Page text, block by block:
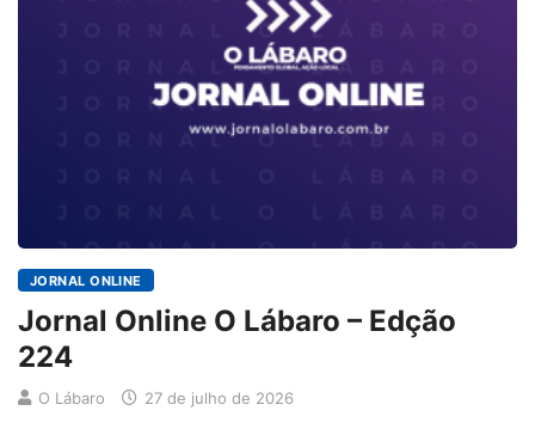
JORNAL ONLINE
Jornal Online O Lábaro – Edção
224
O Lábaro 27 de julho de 2026